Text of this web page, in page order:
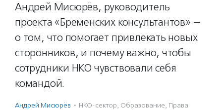
Андрей Мисюрёв, руководитель
проекта «Бременских консультантов» —
о том, что помогает привлекать новых
сторонников, и почему важно, чтобы
сотрудники НКО чувствовали себя
командой.
Андрей Мисюрёв · НКО-сектор, Образование, Права